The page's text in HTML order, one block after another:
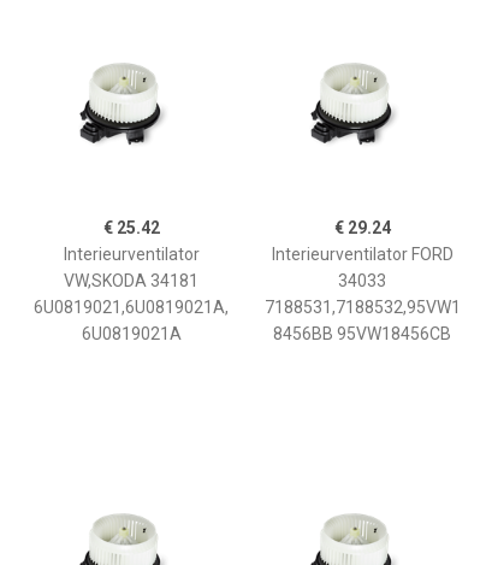
€ 25.42
Interieurventilator
VW,SKODA 34181
6U0819021,6U0819021A,
6U0819021A
€ 29.24
Interieurventilator FORD
34033
7188531,7188532,95VW1
8456BB 95VW18456CB